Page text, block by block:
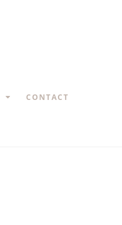
CONTACT